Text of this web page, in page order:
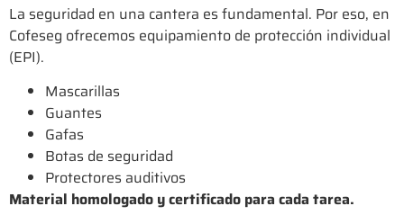
La seguridad en una cantera es fundamental. Por eso, en
Cofeseg ofrecemos equipamiento de protección individual
(EPI).
Mascarillas
Guantes
Gafas
Botas de seguridad
Protectores auditivos
Material homologado y certificado para cada tarea.